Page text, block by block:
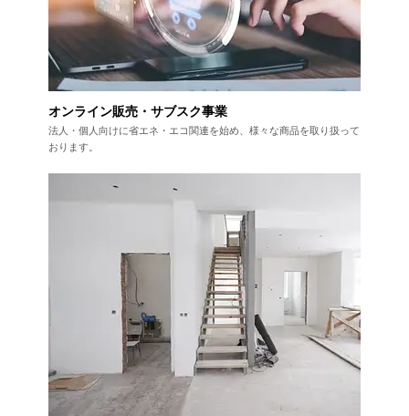
オンライン販売・サブスク事業
法人・個人向けに省エネ・エコ関連を始め、 様々な商品を取り扱って
おります。